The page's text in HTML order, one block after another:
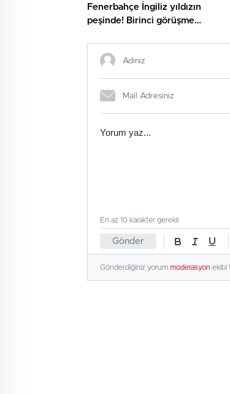
Fenerbahçe İngiliz yıldızın
peşinde! Birinci görüşme
Gönder
En az 10 karakter gerekli
Gönderdiğiniz yorum moderasyon ekibi